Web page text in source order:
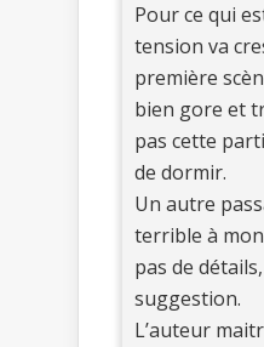
Pour ce qui
tension va
première
bien gore et
pas cette
de dormir.
Un autre
terrible à
pas de
suggestion.
L’auteur